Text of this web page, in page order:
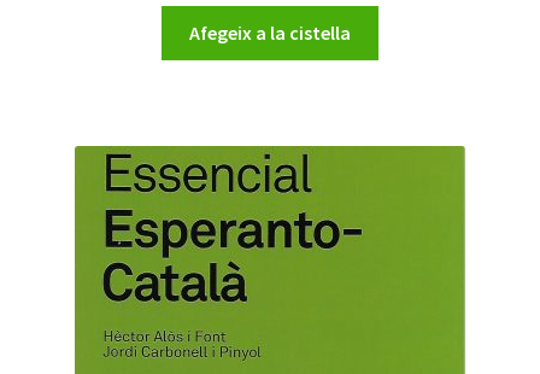
Afegeix a la cistella